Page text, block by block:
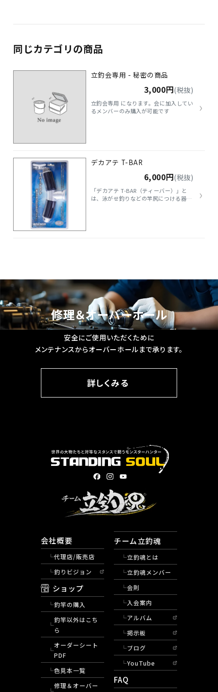
同じカテゴリの商品
立釣会専用 - 秘密の商品
3,000円(税抜)
立釣会専用 になります。会に加入してい
るメンバーのみ購入が可能です
›
デカアテ T-BAR
6,000円(税抜)
「デカアテ T-BAR（ティーバー）」と
は、泳がせ釣りなどの竿尻につける器具
›
修理＆オーバーホール
安全にご使用いただくために
メンテナンスからオーバーホールまで承ります。
詳しくみる
会社概要
代理店/販売店
釣りビジョン
ショップ
釣竿の購入
釣竿以外はこち
ら
オーダーシート
PDF
色見本一覧
修理＆オーバー
チーム立釣魂
立釣魂とは
立釣魂メンバー
会則
入会案内
アルバム
掲示板
ブログ
YouTube
FAQ